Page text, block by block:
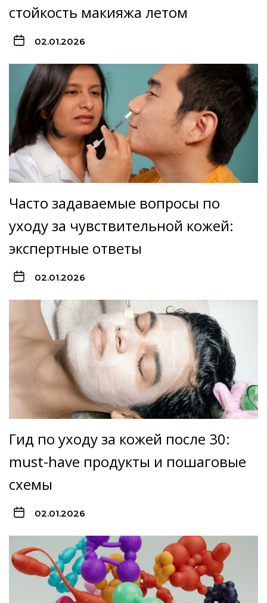
стойкость макияжа летом
02.01.2026
Часто задаваемые вопросы по
уходу за чувствительной кожей:
экспертные ответы
02.01.2026
Гид по уходу за кожей после 30:
must-have продукты и пошаговые
схемы
02.01.2026